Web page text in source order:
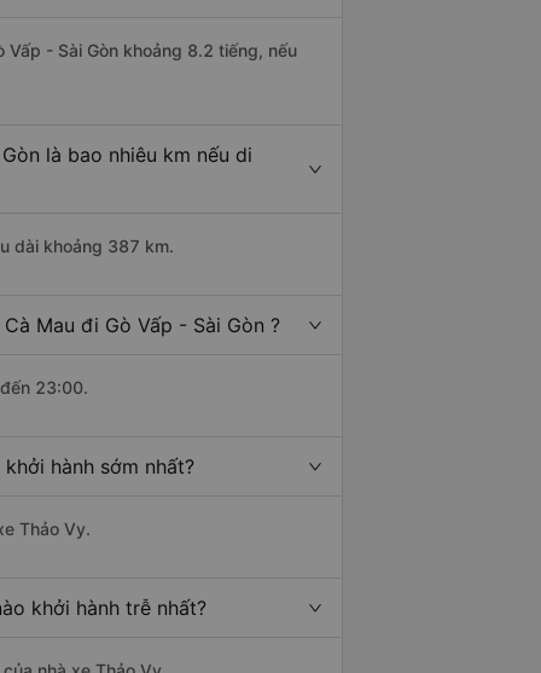
- Sài Gòn khoảng 8.2 tiếng, nếu
là bao nhiêu km nếu di
dài khoảng 387 km.
Mau đi Gò Vấp - Sài Gòn ?
23:00.
hành sớm nhất?
Thảo Vy.
khởi hành trễ nhất?